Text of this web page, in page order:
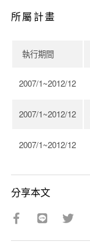
所屬計畫
執行期間
2007/1~2012/12
2007/1~2012/12
2007/1~2012/12
分享本文